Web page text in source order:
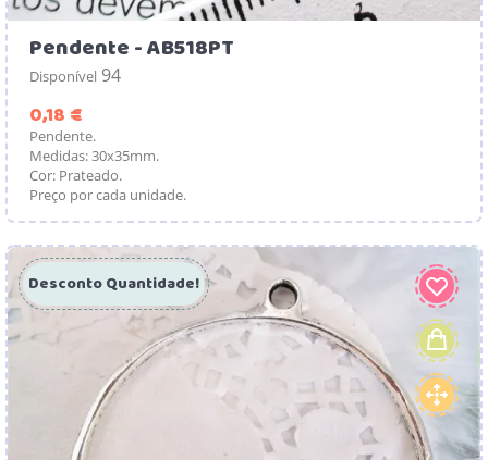
Pendente - AB518PT
Disponível 94
0,18 €
Pendente.
Medidas: 30x35mm.
Cor: Prateado.
Preço por cada unidade.
Desconto Quantidade!